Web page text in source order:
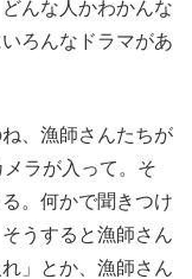
んな人かわかんな
ろんなドラマがあ
、漁師さんたちが
ラが入って。そ
。何かで聞きつけ
うすると漁師さん
」とか、漁師さん